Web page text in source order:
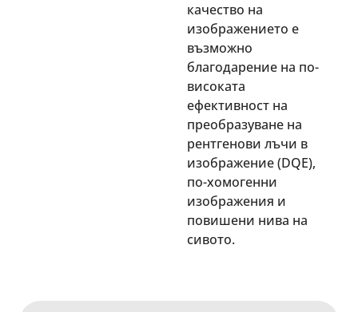
качество на
изображението е
възможно
благодарение на по-
високата
ефективност на
преобразуване на
рентгенови лъчи в
изображение (DQE),
по-хомогенни
изображения и
повишени нива на
сивото.